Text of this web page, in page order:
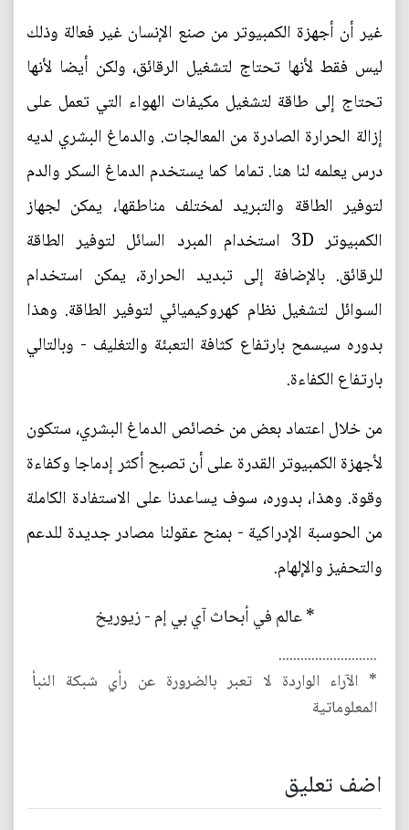
غير أن أجهزة الكمبيوتر من صنع الإنسان غير فعالة وذلك
ليس فقط لأنها تحتاج لتشغيل الرقائق، ولكن أيضا لأنها
تحتاج إلى طاقة لتشغيل مكيفات الهواء التي تعمل على
إزالة الحرارة الصادرة من المعالجات. والدماغ البشري لديه
درس يعلمه لنا هنا. تماما كما يستخدم الدماغ السكر والدم
لتوفير الطاقة والتبريد لمختلف مناطقها، يمكن لجهاز
الكمبيوتر 3D استخدام المبرد السائل لتوفير الطاقة
للرقائق. بالإضافة إلى تبديد الحرارة، يمكن استخدام
السوائل لتشغيل نظام كهروكيميائي لتوفير الطاقة. وهذا
بدوره سيسمح بارتفاع كثافة التعبئة والتغليف - وبالتالي
بارتفاع الكفاءة.
من خلال اعتماد بعض من خصائص الدماغ البشري، ستكون
لأجهزة الكمبيوتر القدرة على أن تصبح أكثر إدماجا وكفاءة
وقوة. وهذا، بدوره، سوف يساعدنا على الاستفادة الكاملة
من الحوسبة الإدراكية - بمنح عقولنا مصادر جديدة للدعم
والتحفيز والإلهام.
* عالم في أبحاث آي بي إم - زيوريخ
...........................
* الآراء الواردة لا تعبر بالضرورة عن رأي شبكة النبأ
المعلوماتية
اضف تعليق